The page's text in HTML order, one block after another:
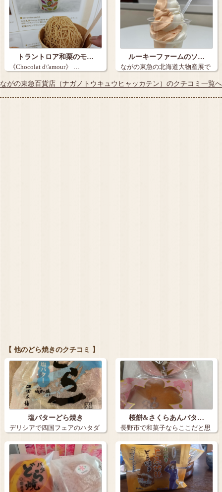
トラントロア和栗のモ…
《Chocolat d\'amour》 …
ルーキーファームのソ…
ながの東急の北海道大物産展で
ながの東急百貨店（ナガノトウキュウヒャッカテン）のクチコミ一覧へ
【 他のどら焼きのクチコミ 】
塩バターどら焼き
デリシアで四国フェアのハタダ
の塩バターど…
桜餅&さくらあんバタ…
長野市で和菓子ならここだと思
っている綿内…